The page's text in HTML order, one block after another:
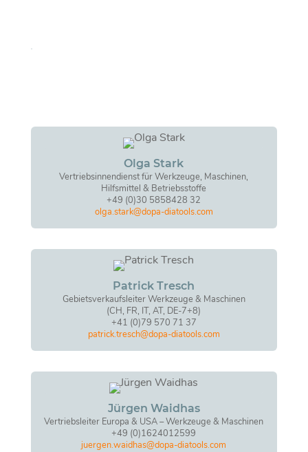
Olga Stark
Vertriebsinnendienst für Werkzeuge, Maschinen,
Hilfsmittel & Betriebsstoffe
+49 (0)30 5858428 32
olga.stark@dopa-diatools.com
Patrick Tresch
Gebietsverkaufsleiter Werkzeuge & Maschinen
(CH, FR, IT, AT, DE-7+8)
+41 (0)79 570 71 37
patrick.tresch@dopa-diatools.com
Jürgen Waidhas
Vertriebsleiter Europa & USA – Werkzeuge & Maschinen
+49 (0)1624012599
juergen.waidhas@dopa-diatools.com